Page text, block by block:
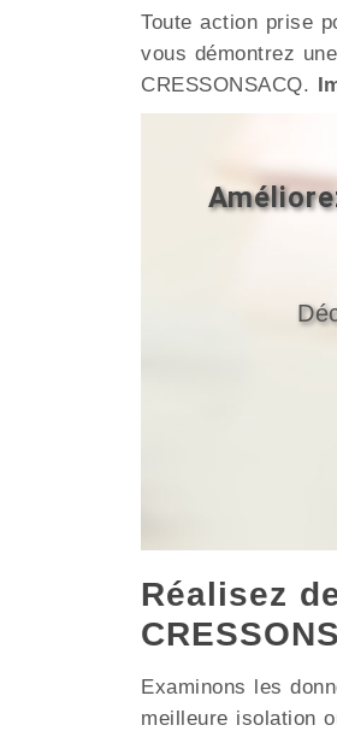
Toute action prise
vous démontrez
CRESSONSACQ.
Réalisez
Examinons les
meilleure isolation